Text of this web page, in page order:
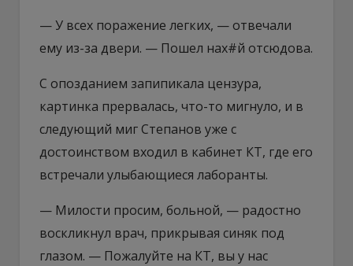
— У всех поражение легких, — отвечали
ему из-за двери. — Пошел нах#й отсюдова.
С опозданием запипикала цензура,
картинка прервалась, что-то мигнуло, и в
следующий миг Степанов уже с
достоинством входил в кабинет КТ, где его
встречали улыбающиеся лаборанты.
— Милости просим, больной, — радостно
воскликнул врач, прикрывая синяк под
глазом. — Пожалуйте на КТ, вы у нас